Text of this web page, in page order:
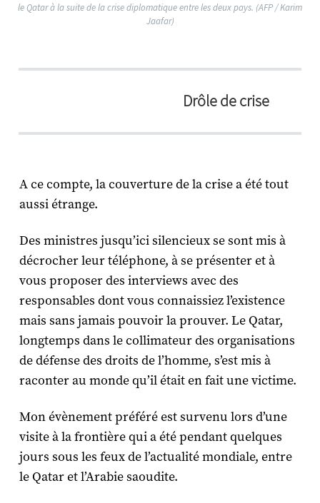
le Qatar à la suite de la crise diplomatique entre les deux pays. (AFP / Karim
Jaafar)
Drôle de crise
A ce compte, la couverture de la crise a été tout
aussi étrange.
Des ministres jusqu’ici silencieux se sont mis à
décrocher leur téléphone, à se présenter et à
vous proposer des interviews avec des
responsables dont vous connaissiez l’existence
mais sans jamais pouvoir la prouver. Le Qatar,
longtemps dans le collimateur des organisations
de défense des droits de l’homme, s’est mis à
raconter au monde qu’il était en fait une victime.
Mon évènement préféré est survenu lors d’une
visite à la frontière qui a été pendant quelques
jours sous les feux de l’actualité mondiale, entre
le Qatar et l’Arabie saoudite.